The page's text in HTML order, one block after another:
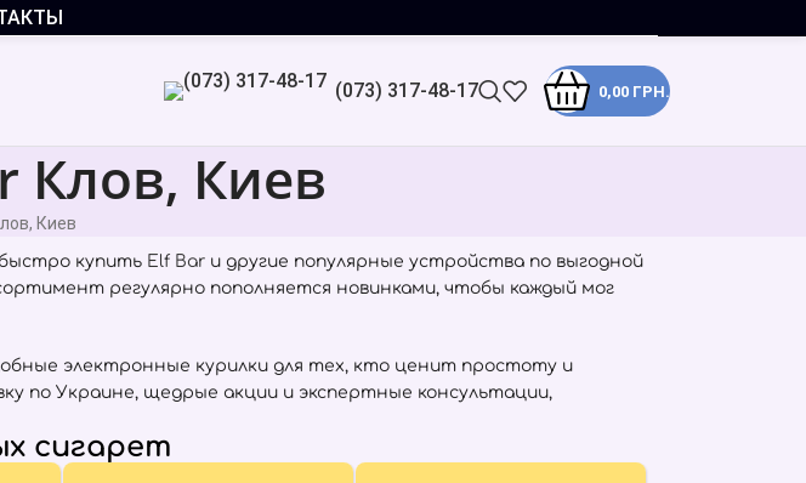
(073) 317-48-17 0,00 ГРН.
Клов, Киев
Киев
купить Elf Bar и другие популярные устройства по выгодной
регулярно пополняется новинками, чтобы каждый мог
электронные курилки для тех, кто ценит простоту и
по Украине, щедрые акции и экспертные консультации,
сигарет